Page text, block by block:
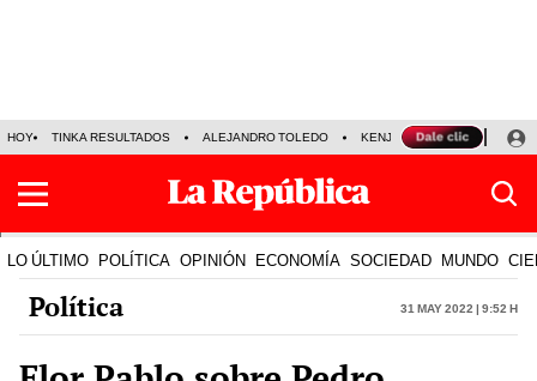
HOY TINKA RESULTADOS ALEJANDRO TOLEDO KENJI FUJIMORI
LO ÚLTIMO POLÍTICA OPINIÓN ECONOMÍA SOCIEDAD MUNDO
Política 31 May 2022 | 9:52 h